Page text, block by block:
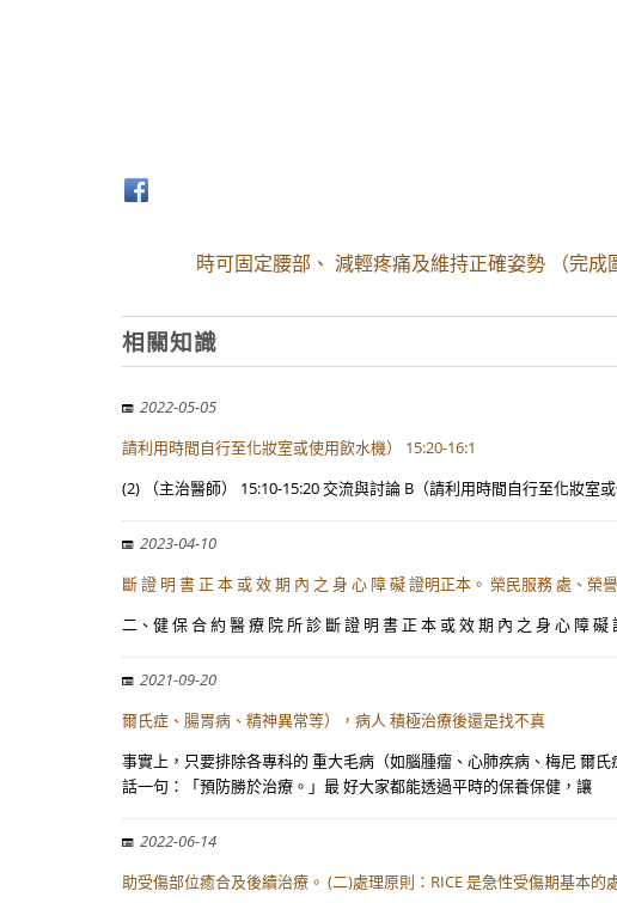
時可固定腰部、 減輕疼痛及維持正確姿勢 （完成
相關知識
2022-05-05
請利用時間自行至化妝室或使用飲水機） 15:20-16:1
(2) （主治醫師） 15:10-15:20 交流與討論 B（請利用時間自行至化妝室
2023-04-10
斷 證 明 書 正 本 或 效 期 內 之 身 心 障 礙 證明正本。 榮民服務 處、榮
二、健 保 合 約 醫 療 院 所 診 斷 證 明 書 正 本 或 效 期 內 之 身 心 障
2021-09-20
爾氏症、腸胃病、精神異常等），病人 積極治療後還是找不真
事實上，只要排除各專科的 重大毛病（如腦腫瘤、心肺疾病、梅尼 爾
話一句：「預防勝於治療。」最 好大家都能透過平時的保養保健，讓
2022-06-14
助受傷部位癒合及後續治療。 (二)處理原則：RICE 是急性受傷期基本的